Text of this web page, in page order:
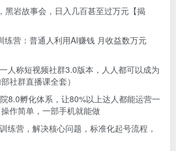
黑岩故事会，日入几百甚至过万元【揭
练营：普通人利用AI赚钱 月收益数万元
人称短视频社群3.0版本，人人都可以成为
社群直播课全套）
8.0孵化体系，让80%以上达人都能运营一
作简单，一部手机就能做
练营，解决核心问题，标准化起号流程，